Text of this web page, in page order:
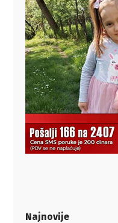
Najnovije